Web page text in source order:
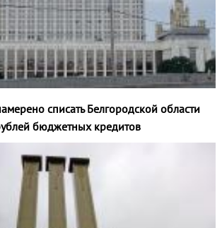
списать Белгородской области
бюджетных кредитов